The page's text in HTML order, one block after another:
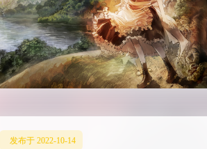
发布于 2022-10-14